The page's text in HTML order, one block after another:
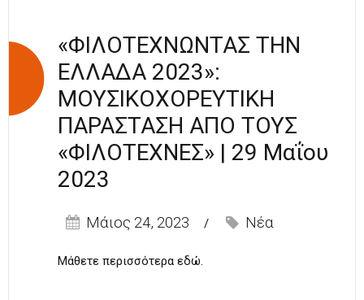
«ΦΙΛΟΤΕΧΝΩΝΤΑΣ ΤΗΝ
ΕΛΛΑΔΑ 2023»:
ΜΟΥΣΙΚΟΧΟΡΕΥΤΙΚΗ
ΠΑΡΑΣΤΑΣΗ ΑΠΟ ΤΟΥΣ
«ΦΙΛΟΤΕΧΝΕΣ» | 29 Μαΐου
2023
Μάιος 24, 2023 Νέα
Μάθετε περισσότερα εδώ.